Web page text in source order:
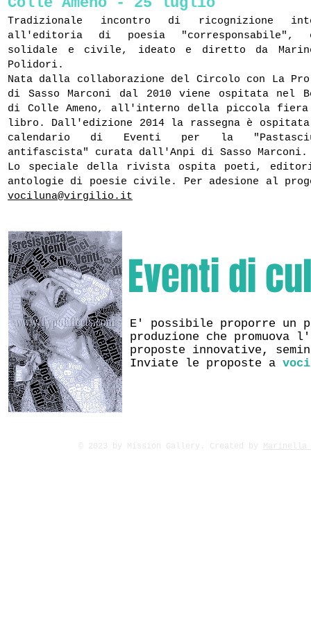
Tradizionale incontro di ricognizione
all'editoria di poesia "corresponsabile",
solidale e civile, ideato e diretto da
Polidori.
Nata dalla collaborazione del Circolo con La
di Sasso Marconi dal 2010 viene ospitata nel
di Colle Ameno, all'interno della piccola
libro. Dall'edizione 2014 la rassegna è
calendario di Eventi per la
antifascista" curata dall'Anpi di Sasso Marconi.
Lo speciale della rivista ospita poeti,
antologie di poesie civile. Per adesione al
vociluna@virgilio.it
Eventi di
E' possibile proporre un
produzione che
proposte innovative,
Inviate le proposte a
© 2023 by Mission Gallery. Created by